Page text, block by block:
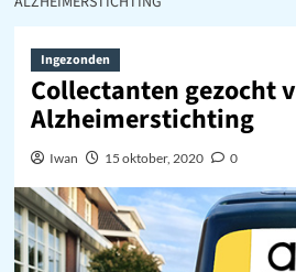
Ingezonden
Collectanten gezocht
Alzheimerstichting
Iwan 15 oktober, 2020 0